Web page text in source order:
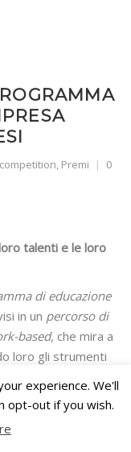
competition, Premi
0
talenti e le loro
di educazione
in un percorso di
based, che mira a
loro gli strumenti
experience. We'll
opt-out if you wish.